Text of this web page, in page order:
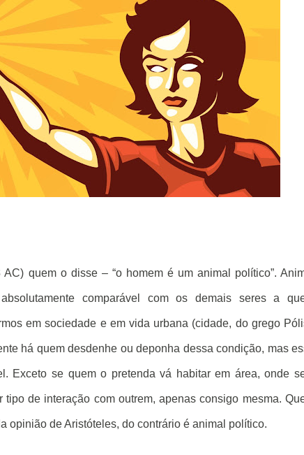
quem o disse – “o homem é um animal político”.
comparável com os demais seres a
em sociedade e em vida urbana (cidade, do grego
há quem desdenhe ou deponha dessa condição, mas
Exceto se quem o pretenda vá habitar em área, onde
de interação com outrem, apenas consigo mesma.
opinião de Aristóteles, do contrário é animal político.